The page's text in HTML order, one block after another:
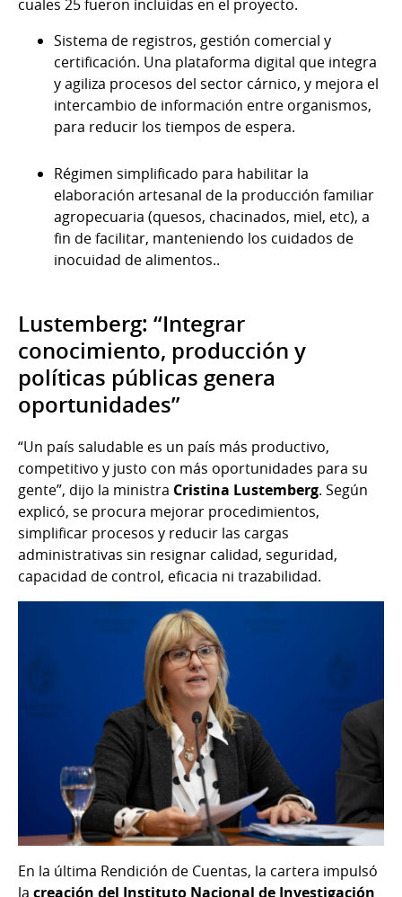
cuales 25 fueron incluidas en el proyecto.
Sistema de registros, gestión comercial y
certificación. Una plataforma digital que integra
y agiliza procesos del sector cárnico, y mejora el
intercambio de información entre organismos,
para reducir los tiempos de espera.
Régimen simplificado para habilitar la
elaboración artesanal de la producción familiar
agropecuaria (quesos, chacinados, miel, etc), a
fin de facilitar, manteniendo los cuidados de
inocuidad de alimentos..
Lustemberg: “Integrar
conocimiento, producción y
políticas públicas genera
oportunidades”
“Un país saludable es un país más productivo,
competitivo y justo con más oportunidades para su
gente”, dijo la ministra Cristina Lustemberg. Según
explicó, se procura mejorar procedimientos,
simplificar procesos y reducir las cargas
administrativas sin resignar calidad, seguridad,
capacidad de control, eficacia ni trazabilidad.
En la última Rendición de Cuentas, la cartera impulsó
la creación del Instituto Nacional de Investigación